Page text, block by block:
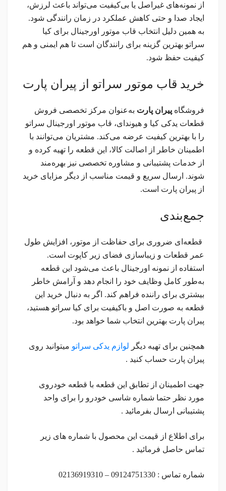
از نمونه‌های غیراصل یا بی‌کیفیت می‌تواند باعث لرزش،
ایجاد صدا و حتی کاهش عملکرد در زمان رانندگی شود.
به همین دلیل انتخاب قاب موتور اورجینال برای کیا
سراتو بهترین گزینه برای رانندگان است تا هم ایمنی و هم
کیفیت حفظ شود.
خرید قاب موتور سراتو از پیران پارت
فروشگاه پیران پارت به‌عنوان مرکز تخصصی فروش
قطعات یدکی کیا و هیوندای، قاب موتور اورجینال سراتو
را با بهترین کیفیت عرضه می‌کند. مشتریان می‌توانند با
اطمینان خاطر از اصالت کالا، این قطعه را تهیه کرده و
از خدمات پشتیبانی و مشاوره تخصصی نیز بهره‌مند
شوند. ارسال سریع و قیمت مناسب از دیگر مزایای خرید
از پیران پارت است.
جمع‌بندی
قطعه‌ای ضروری برای حفاظت از موتور، افزایش طول
عمر قطعات و زیباسازی فضای زیر کاپوت است.
استفاده از نمونه اورجینال باعث می‌شود این قطعه
به‌طور کامل وظایف خود را انجام دهد و آرامش خاطر
بیشتری برای راننده فراهم کند. اگر به دنبال خرید این
قطعه به صورت اصل و باکیفیت برای کیا سراتو هستید،
پیران پارت بهترین انتخاب شما خواهد بود.
همچنین برای تهیه دیگر لوازم یدکی سراتو میتوانید روی
پیران پارت حساب کنید .
جهت اطمینان از تطابق این قطعه با قطعه خودروی
مورد نظر حتما شماره شاسی خودرو را برای واحد
پشتیبانی ارسال بفرمائید .
برای اطلاع از قیمت این محصول با شماره های زیر
تماس حاصل فرمائید .
شماره تماس : 09124751330 – 02136919310